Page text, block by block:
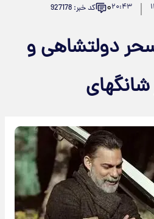
۲۰:۴۳۰ کد خبر: 927178
دولتشاهی و